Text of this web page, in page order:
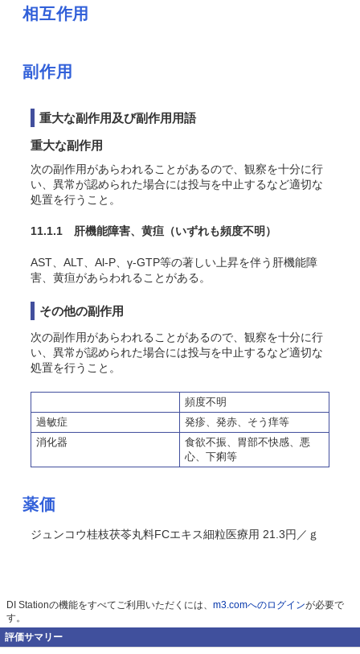
相互作用
副作用
重大な副作用及び副作用用語
重大な副作用
次の副作用があらわれることがあるので、観察を十分に行
い、異常が認められた場合には投与を中止するなど適切な
処置を行うこと。
11.1.1 肝機能障害、黄疸 （いずれも頻度不明）
AST、ALT、Al-P、γ-GTP等の著しい上昇を伴う肝機能障
害、黄疸があらわれることがある。
その他の副作用
次の副作用があらわれることがあるので、観察を十分に行
い、異常が認められた場合には投与を中止するなど適切な
処置を行うこと。
頻度不明
過敏症
発疹、発赤、 そう 痒等
消化器
食欲不振、胃部不快感、悪
心、下痢等
薬価
ジュンコウ桂枝茯苓丸料FCエキス細粒医療用 21.3円／ｇ
DI Stationの機能をすべてご利用いただくには、 m3.comへのログインが必要で
す。
評価サマリー